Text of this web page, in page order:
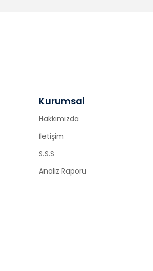
Kurumsal
Hakkımızda
İletişim
S.S.S
Analiz Raporu